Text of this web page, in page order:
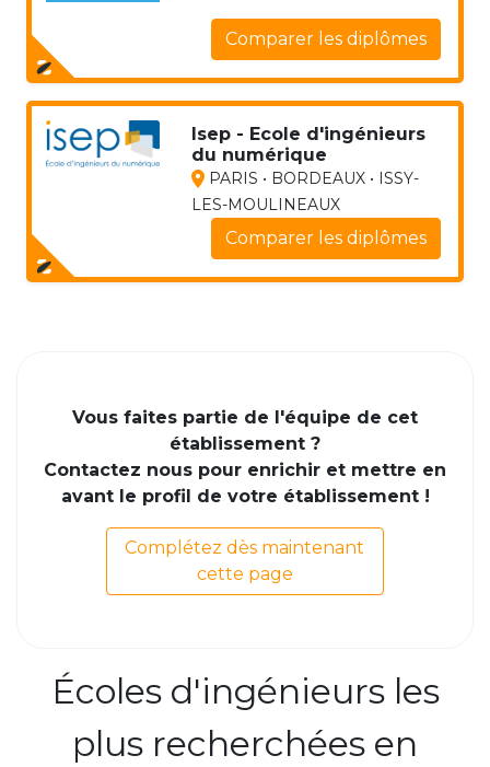
Comparer les diplômes
Isep - Ecole d'ingénieurs
du numérique
PARIS • BORDEAUX • ISSY-
LES-MOULINEAUX
Comparer les diplômes
Vous faites partie de l'équipe de cet
établissement ?
Contactez nous pour enrichir et mettre en
avant le profil de votre établissement !
Complétez dès maintenant
cette page
Écoles d'ingénieurs les
plus recherchées en